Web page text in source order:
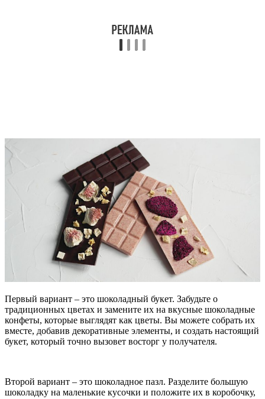
Первый вариант – это шоколадный букет. Забудьте о
традиционных цветах и замените их на вкусные шоколадные
конфеты, которые выглядят как цветы. Вы можете собрать их
вместе, добавив декоративные элементы, и создать настоящий
букет, который точно вызовет восторг у получателя.
Второй вариант – это шоколадное пазл. Разделите большую
шоколадку на маленькие кусочки и положите их в коробочку,